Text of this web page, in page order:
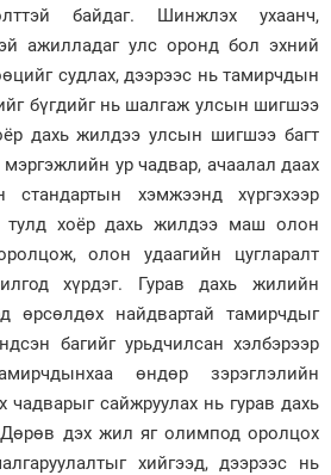
байдаг. Шинжлэх ухаанч,
ажилладаг улс оронд бол эхний
судлах, дээрээс нь тамирчдын
бүгдийг нь шалгаж улсын шигшээ
дахь жилдээ улсын шигшээ багт
ур чадвар, ачаалал даах
стандартын хэмжээнд хүргэхээр
тулд хоёр дахь жилдээ маш олон
олон удаагийн цугларалт
хүрдэг. Гурав дахь жилийн
өрсөлдөх найдвартай тамирчдыг
багийг урьдчилсан хэлбэрээр
өндөр зэрэглэлийн
чадварыг сайжруулах нь гурав дахь
дэх жил яг олимпод оролцох
хийгээд, дээрээс нь